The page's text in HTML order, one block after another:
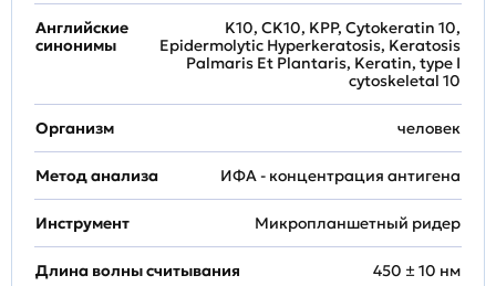
Английские
синонимы
K10, CK10, KPP, Cytokeratin 10,
Epidermolytic Hyperkeratosis, Keratosis
Palmaris Et Plantaris, Keratin, type I
cytoskeletal 10
Организм человек
Метод анализа ИФА - концентрация антигена
Инструмент Микропланшетный ридер
Длина волны считывания 450 ± 10 нм